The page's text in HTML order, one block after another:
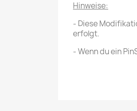
Hinweise:
- Diese
erfolgt.
- Wenn du ein